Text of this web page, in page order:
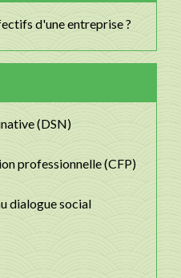
d'une entreprise ?
(DSN)
professionnelle (CFP)
dialogue social